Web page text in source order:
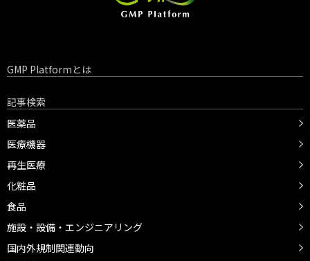
GMP Platformとは
記事検索
医薬品
医療機器
再生医療
化粧品
食品
施設・設備・エンジニアリング
国内外規制関連動向